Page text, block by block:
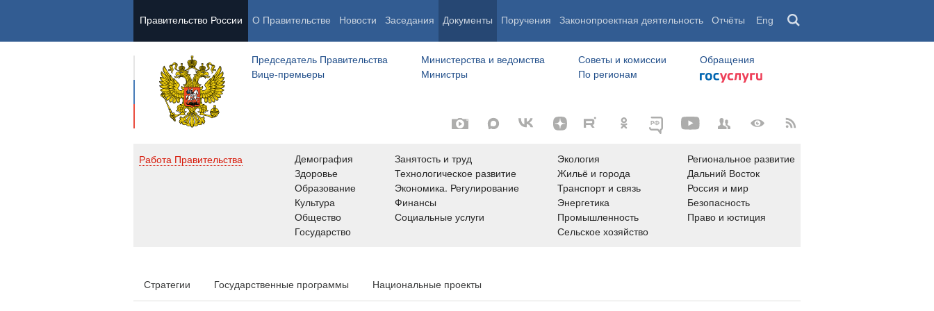
Правительство России О Правительстве Новости Заседания Документы Поручения Законопроектная деятельность Отчёты Eng
Председатель Правительства
Вице-премьеры
Министерства и ведомства
Министры
Советы и комиссии
По регионам
Обращения
Работа Правительства
Демография
Здоровье
Образование
Культура
Общество
Государство
Занятость и труд
Технологическое развитие
Экономика. Регулирование
Финансы
Социальные услуги
Экология
Жильё и города
Транспорт и связь
Энергетика
Промышленность
Сельское хозяйство
Региональное развитие
Дальний Восток
Россия и мир
Безопасность
Право и юстиция
Стратегии Государственные программы Национальные проекты